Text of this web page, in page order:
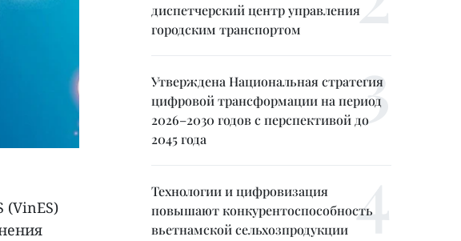
(VinES)
диспетчерский центр управления
городским транспортом
Утверждена Национальная стратегия
цифровой трансформации на период
2026–2030 годов с перспективой до
2045 года
Технологии и цифровизация
повышают конкурентоспособность
вьетнамской сельхозпродукции